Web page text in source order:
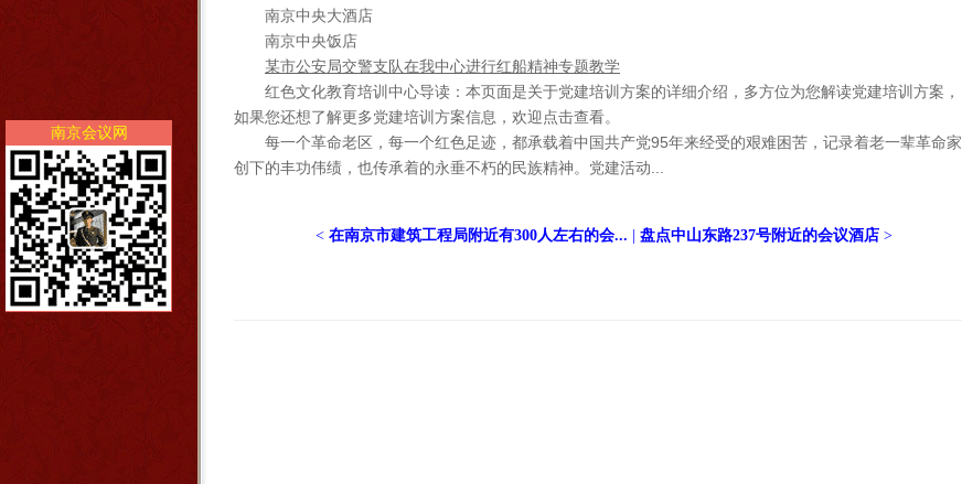
南京中央大酒店
南京中央饭店
某市公安局交警支队在我中心进行红船精神专题教学
红色文化教育培训中心导读：本页面是关于党建培训方案的详细介绍，多方位为您解读党建培训方案，
如果您还想了解更多党建培训方案信息，欢迎点击查看。
每一个革命老区，每一个红色足迹，都承载着中国共产党95年来经受的艰难困苦，记录着老一辈革命家
创下的丰功伟绩，也传承着的永垂不朽的民族精神。党建活动...
< 在南京市建筑工程局附近有300人左右的会... 盘点中山东路237号附近的会议酒店>
南京会议网